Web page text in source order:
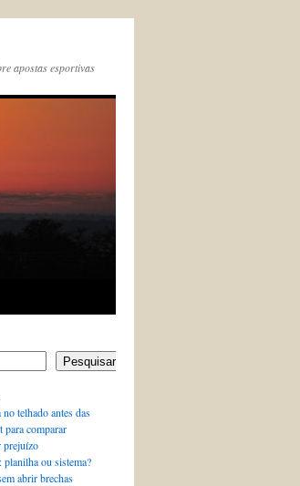
apostas esportivas
Pesquisar
telhado antes das
para comparar
prejuízo
ou sistema?
abrir brechas